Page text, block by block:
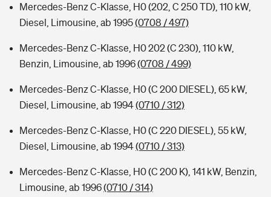
Mercedes-Benz C-Klasse, H0 (202, C 250 TD), 110 kW,
Diesel, Limousine, ab 1995(0708 / 497)
Mercedes-Benz C-Klasse, H0 202 (C 230), 110 kW,
Benzin, Limousine, ab 1996(0708 / 499)
Mercedes-Benz C-Klasse, H0 (C 200 DIESEL), 65 kW,
Diesel, Limousine, ab 1994(0710 / 312)
Mercedes-Benz C-Klasse, H0 (C 220 DIESEL), 55 kW,
Diesel, Limousine, ab 1994(0710 / 313)
Mercedes-Benz C-Klasse, H0 (C 200 K), 141 kW, Benzin,
Limousine, ab 1996(0710 / 314)